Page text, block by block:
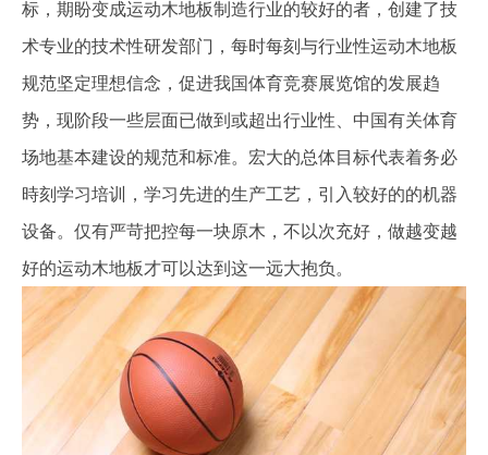
标，期盼变成运动木地板制造行业的较好的者，创建了技
术专业的技术性研发部门，每时每刻与行业性运动木地板
规范坚定理想信念，促进我国体育竞赛展览馆的发展趋
势，现阶段一些层面已做到或超出行业性、中国有关体育
场地基本建设的规范和标准。宏大的总体目标代表着务必
時刻学习培训，学习先进的生产工艺，引入较好的的机器
设备。仅有严苛把控每一块原木，不以次充好，做越变越
好的运动木地板才可以达到这一远大抱负。